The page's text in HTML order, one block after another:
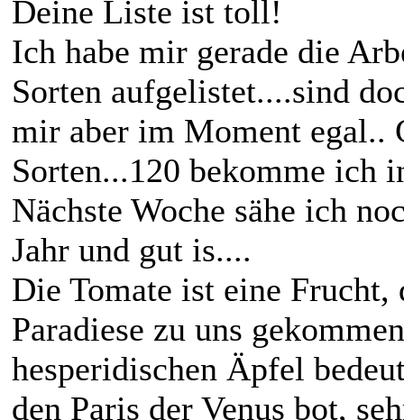
Deine Liste ist toll!
Ich habe mir gerade die
Sorten aufgelistet....sind
mir aber im Moment egal..
Sorten...120 bekomme ich
Nächste Woche sähe ich
Jahr und gut is....
Die Tomate ist eine
Paradiese zu uns
hesperidischen Äpfel
den Paris der Venus bot,